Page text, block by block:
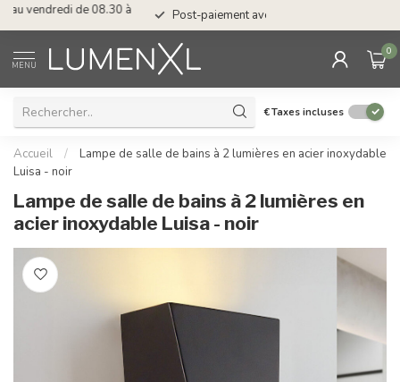
Post-paiement avec Klarna
MENU
0
€Taxes incluses
Accueil /
Lampe de salle de bains à 2 lumières en acier inoxydable
Luisa - noir
Lampe de salle de bains à 2 lumières en
acier inoxydable Luisa - noir